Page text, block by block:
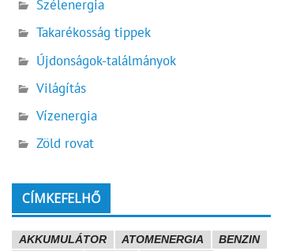
Szélenergia
Takarékosság tippek
Újdonságok-találmányok
Világítás
Vízenergia
Zöld rovat
CÍMKEFELHŐ
AKKUMULÁTOR ATOMENERGIA
BENZIN